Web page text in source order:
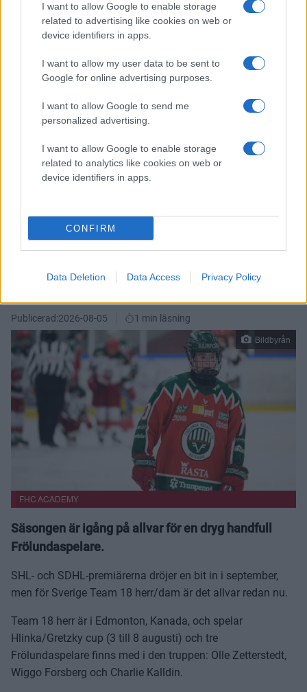
I want to allow Google to enable storage
related to advertising like cookies on web or
device identifiers in apps.
I want to allow my user data to be sent to
Google for online advertising purposes.
I want to allow Google to send me
personalized advertising.
I want to allow Google to enable storage
related to analytics like cookies on web or
device identifiers in apps.
CONFIRM
Data Deletion Data Access Privacy Policy
nedsläpp för att du som åskådare ska kunna planera in din
säsong så tidigt som möjligt. Bland annat hissar vi Joel
Lundqvists tröja den 17:e oktober, vi har regionsmatch och
spelar för barnen på Drottning Silvias barnsjukhus och en
hel del till.
I SDHL har vi valt ut fem matcher där vi kommer ha ett
större publikfokus och där det kommer vara fler aktiviteter
runtom Frölundaborg, premiären den 9:e september är en
Se samtliga temamatcher via
Publicerad:2026-08-05 1 min läsning
Bildbyrån
FHC ACADEMY
Säsongen är igång på allvar för en dryg handfull
Frölundaspelare.
SHL- och SDHL-premiärerna dröjer en bit in i september,
men för Sverige Team 18 herr/dam är det allvar redan nu.
Team 18 herr är i Edmonton, Kanada, och spelar
Hlinka/Gretzky cup (3 till 8 augusti) och tre
Frölundaspelare finns med i den truppen: Olle Zetterstedt,
Wiggo Forsberg och Charlie Kalldin.